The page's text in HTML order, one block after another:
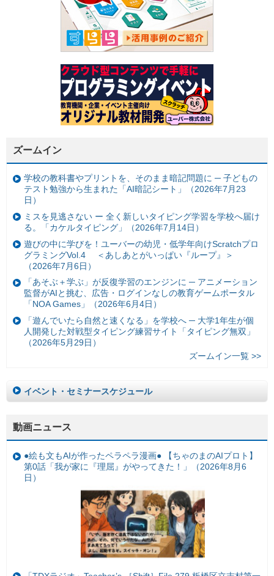
ズームイン
学校の教科書やプリントを、そのまま暗記問題に ─ 子どもの
テスト勉強から生まれた「AI暗記シート」（2026年7月23
日）
ミスを見逃さない ー 全く新しいタイピング学習を学校へ届け
る。「カケルタイピング」（2026年7月14日）
遊びの中に学びを！ユーバーの幼児・低学年向けScratchプロ
グラミングVol.4 ＜あしあとがいっぱい『ループ』＞
（2026年7月6日）
「あそぶ＋学ぶ」が反復学習のエンジンに ─ アニメーション
監督がAIと挑む、広告・ログインなしの教育ゲームポータル
「NOA Games」（2026年6月4日）
「遊んでいたら自然と速くなる」を学校へ ─ 大学1年生が個
人開発した対戦型タイピング練習サイト「タイピング無双」
（2026年5月29日）
ズームイン一覧 >>
イベント・セミナースケジュール
動画ニュース
●絵も文もAIが作ったペラペラ漫画● 【ちゃのまのAIプロト】
第0話「我が家に『理屈』がやってきた！」（2026年8月6
日）